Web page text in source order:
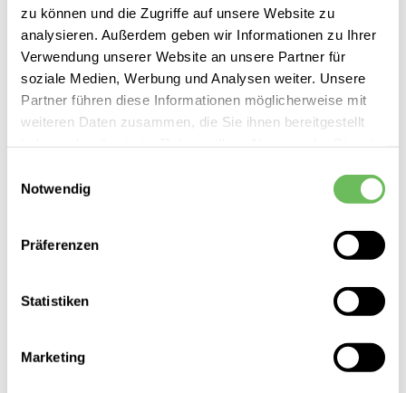
zu können und die Zugriffe auf unsere Website zu
analysieren. Außerdem geben wir Informationen zu Ihrer
Verwendung unserer Website an unsere Partner für
soziale Medien, Werbung und Analysen weiter. Unsere
Partner führen diese Informationen möglicherweise mit
weiteren Daten zusammen, die Sie ihnen bereitgestellt
Notwendig
Präferenzen
Statistiken
Marketing